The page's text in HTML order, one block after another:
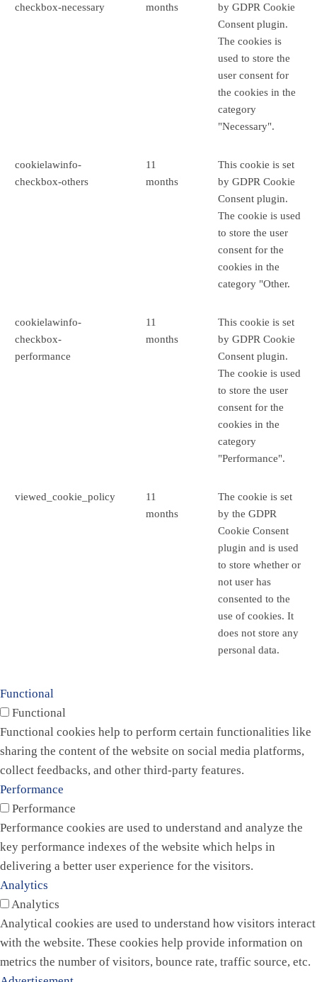
checkbox-necessary
months
by GDPR Cookie
Consent plugin.
The cookies is
used to store the
user consent for
the cookies in the
category
"Necessary".
cookielawinfo-
checkbox-others
11
months
This cookie is set
by GDPR Cookie
Consent plugin.
The cookie is used
to store the user
consent for the
cookies in the
category "Other.
cookielawinfo-
checkbox-
performance
11
months
This cookie is set
by GDPR Cookie
Consent plugin.
The cookie is used
to store the user
consent for the
cookies in the
category
"Performance".
viewed_cookie_policy
11
months
The cookie is set
by the GDPR
Cookie Consent
plugin and is used
to store whether or
not user has
consented to the
use of cookies. It
does not store any
personal data.
Functional
Functional
Functional cookies help to perform certain functionalities like
sharing the content of the website on social media platforms,
collect feedbacks, and other third-party features.
Performance
Performance
Performance cookies are used to understand and analyze the
key performance indexes of the website which helps in
delivering a better user experience for the visitors.
Analytics
Analytics
Analytical cookies are used to understand how visitors interact
with the website. These cookies help provide information on
metrics the number of visitors, bounce rate, traffic source, etc.